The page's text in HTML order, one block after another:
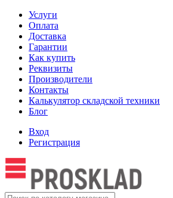
Услуги
Оплата
Доставка
Гарантии
Как купить
Реквизиты
Производители
Контакты
Калькулятор складской техники
Блог
Вход
Регистрация